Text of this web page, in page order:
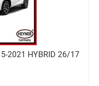
2021 HYBRID 26/17